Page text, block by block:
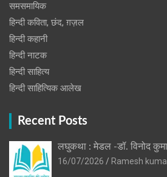
समसमायिक
हिन्दी कविता, छंद, ग़ज़ल
हिन्दी कहानी
हिन्‍दी नाटक
हिन्दी साहित्य
हिन्दी साहित्यिक आलेख
Recent Posts
लघुकथा : मेडल -डॉ. विनोद
16/07/2026
Ramesh